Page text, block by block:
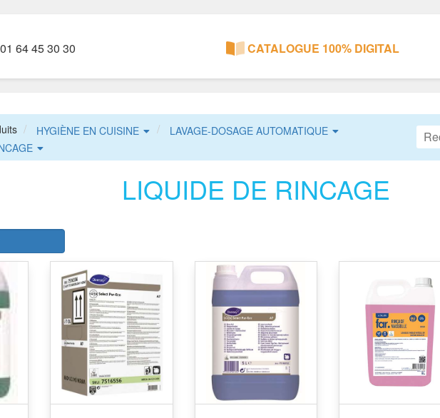
01 64 45 30 30 CATALOGUE 100% DIGITAL
HYGIÈNE EN CUISINE
LAVAGE-DOSAGE AUTOMATIQUE
LIQUIDE DE RINCAGE